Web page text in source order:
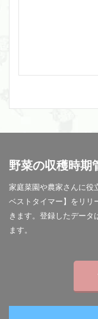
野菜の収穫時期
家庭菜園や農家さんに役
ベストタイマー】をリリ
きます。登録したデータ
ます。